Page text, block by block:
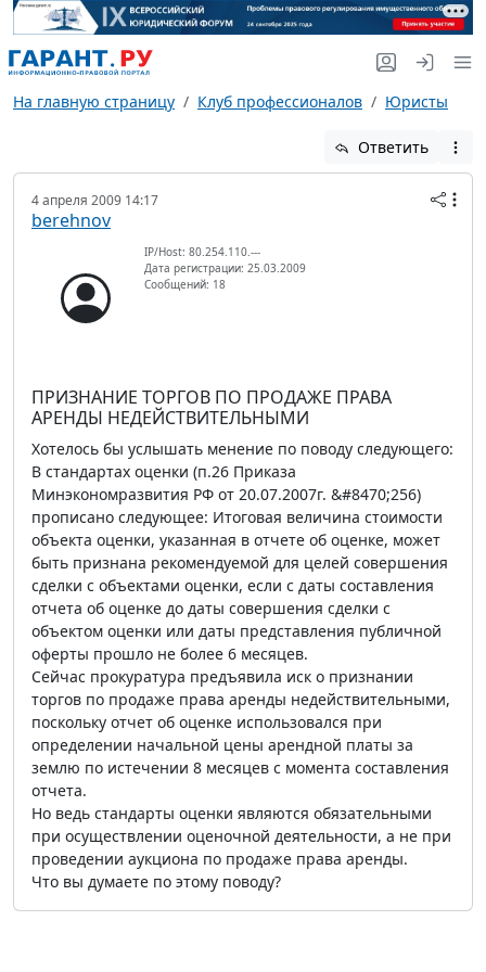
На главную страницу Клуб профессионалов Юристы
Ответить
4 апреля 2009 14:17
berehnov
IP/Host: 80.254.110.---
Дата регистрации: 25.03.2009
Сообщений: 18
ПРИЗНАНИЕ ТОРГОВ ПО ПРОДАЖЕ ПРАВА
АРЕНДЫ НЕДЕЙСТВИТЕЛЬНЫМИ
Хотелось бы услышать менение по поводу следующего:
В стандартах оценки (п.26 Приказа
Минэкономразвития РФ от 20.07.2007г. &#8470;256)
прописано следующее: Итоговая величина стоимости
объекта оценки, указанная в отчете об оценке, может
быть признана рекомендуемой для целей совершения
сделки с объектами оценки, если с даты составления
отчета об оценке до даты совершения сделки с
объектом оценки или даты представления публичной
оферты прошло не более 6 месяцев.
Сейчас прокуратура предъявила иск о признании
торгов по продаже права аренды недействительными,
поскольку отчет об оценке использовался при
определении начальной цены арендной платы за
землю по истечении 8 месяцев с момента составления
отчета.
Но ведь стандарты оценки являются обязательными
при осуществлении оценочной деятельности, а не при
проведении аукциона по продаже права аренды.
Что вы думаете по этому поводу?